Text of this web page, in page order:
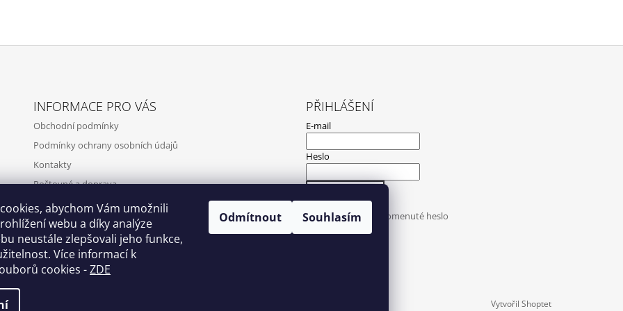
abychom Vám umožnili
webu a díky analýze
neustále zlepšovali jeho funkce,
Více informací k
cookies -ZDE
Odmítnout Souhlasím
INFORMACE PRO VÁS
Obchodní podmínky
Podmínky ochrany osobních údajů
Kontakty
Poštovné a doprava
Napište nám
Ověření recenzí
Zpětný odběr elektrozařízení, baterií a akumulátorů
PŘIHLÁŠENÍ
E-mail
Heslo
Nová registrace Zapomenuté heslo
Vytvořil Shoptet